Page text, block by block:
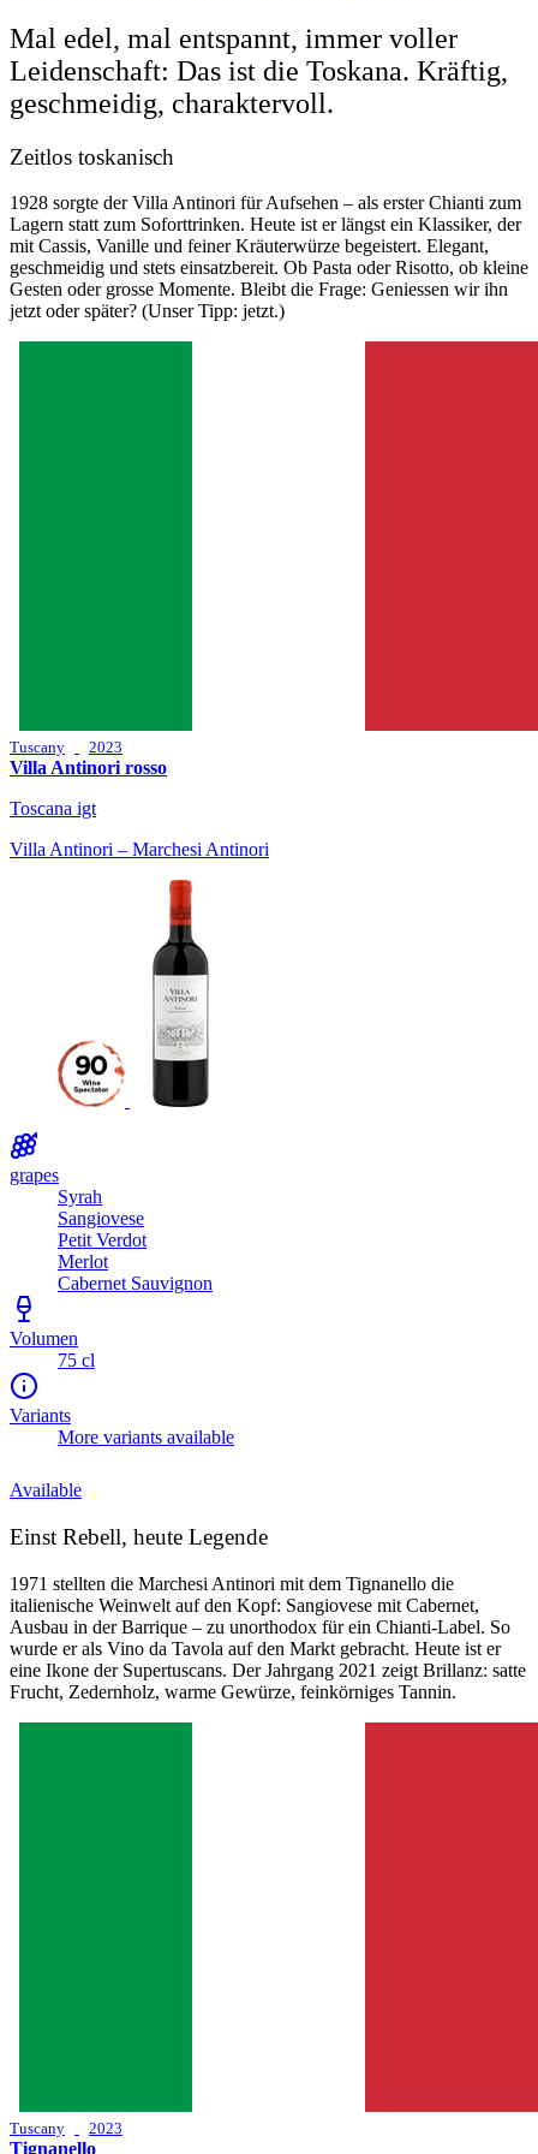
Mal edel, mal entspannt, immer voller
Leidenschaft: Das ist die Toskana. Kräftig,
geschmeidig, charaktervoll.
Zeitlos toskanisch
1928 sorgte der Villa Antinori für Aufsehen – als erster Chianti zum
Lagern statt zum Soforttrinken. Heute ist er längst ein Klassiker, der
mit Cassis, Vanille und feiner Kräuterwürze begeistert. Elegant,
geschmeidig und stets einsatzbereit. Ob Pasta oder Risotto, ob kleine
Gesten oder grosse Momente. Bleibt die Frage: Geniessen wir ihn
jetzt oder später? (Unser Tipp: jetzt.)
Tuscany 2023
Villa Antinori rosso
Toscana igt
Villa Antinori – Marchesi Antinori
grapes
Syrah
Sangiovese
Petit Verdot
Merlot
Cabernet Sauvignon
Volumen
75 cl
Variants
More variants available
Available
Einst Rebell, heute Legende
1971 stellten die Marchesi Antinori mit dem Tignanello die
italienische Weinwelt auf den Kopf: Sangiovese mit Cabernet,
Ausbau in der Barrique – zu unorthodox für ein Chianti-Label. So
wurde er als Vino da Tavola auf den Markt gebracht. Heute ist er
eine Ikone der Supertuscans. Der Jahrgang 2021 zeigt Brillanz: satte
Frucht, Zedernholz, warme Gewürze, feinkörniges Tannin.
Tuscany 2023
Tignanello